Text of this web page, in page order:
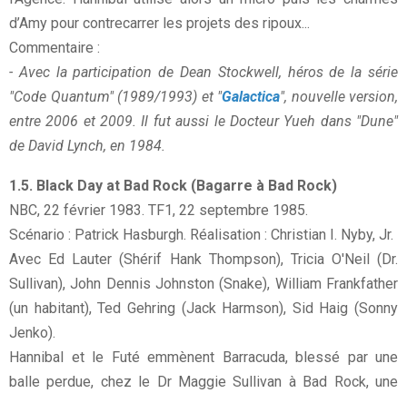
d’Amy pour contrecarrer les projets des ripoux...
Commentaire :
- Avec la participation de Dean Stockwell, héros de la série
"Code Quantum" (1989/1993) et "Galactica", nouvelle version,
entre 2006 et 2009. Il fut aussi le Docteur Yueh dans "Dune"
de David Lynch, en 1984.
1.5. Black Day at Bad Rock (Bagarre à Bad Rock)
NBC, 22 février 1983. TF1, 22 septembre 1985.
Scénario : Patrick Hasburgh. Réalisation : Christian I. Nyby, Jr.
Avec Ed Lauter (Shérif Hank Thompson), Tricia O'Neil (Dr.
Sullivan), John Dennis Johnston (Snake), William Frankfather
(un habitant), Ted Gehring (Jack Harmson), Sid Haig (Sonny
Jenko).
Hannibal et le Futé emmènent Barracuda, blessé par une
balle perdue, chez le Dr Maggie Sullivan à Bad Rock, une